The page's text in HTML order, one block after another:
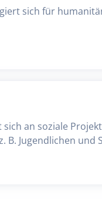
sich für
an soziale
B. Jugendlichen und